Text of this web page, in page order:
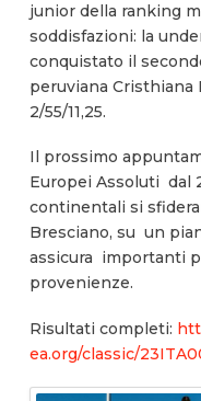
junior della ranking
soddisfazioni: la
conquistato il
peruviana Cristhiana
2/55/11,25.
Il prossimo
Europei Assoluti dal
continentali si
Bresciano, su un
assicura importanti
provenienze.
Risultati completi:
ea.org/classic/